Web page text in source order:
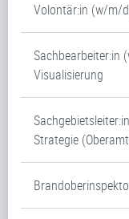
Volontär:in (w/m/
Sachbearbeiter:in
Visualisierung
Strategie